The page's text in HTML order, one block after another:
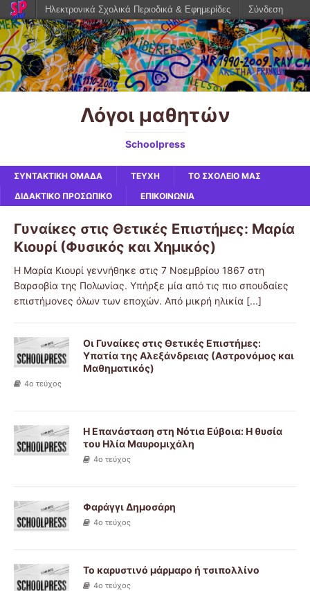
Λόγοι μαθητών
Schoolpress
ΣΥΝΤΑΚΤΙΚΗ ΟΜΑΔΑ ΤΕΥΧΗ
ΤΟ ΣΧΟΛΕΙΟ ΜΑΣ
ΔΙΔΑΚΤΙΚΟ ΠΡΟΣΩΠΙΚΟ
ΕΠΙΚΟΙΝΩΝΙΑ
Γυναίκες στις Θετικές Επιστήμες: Μαρία
Κιουρί (Φυσικός και Χημικός)
Η Μαρία Κιουρί γεννήθηκε στις 7 Νοεμβρίου 1867 στη
Βαρσοβία της Πολωνίας. Υπήρξε μία από τις πιο σπουδαίες
επιστήμονες όλων των εποχών. Από μικρή ηλικία [...]
Οι Γυναίκες στις Θετικές Επιστήμες:
Υπατία της Αλεξάνδρειας (Αστρονόμος και
Μαθηματικός)
4ο τεύχος
Η Επανάσταση στη Νότια Εύβοια: Η θυσία
του Ηλία Μαυρομιχάλη
4ο τεύχος
Φαράγγι Δημοσάρη
4ο τεύχος
Το καρυστινό μάρμαρο ή τσιπολλίνο
4ο τεύχος
Ηλεκτρονικά Σχολικά Περιοδικά & Εφημερίδες Σύνδεση